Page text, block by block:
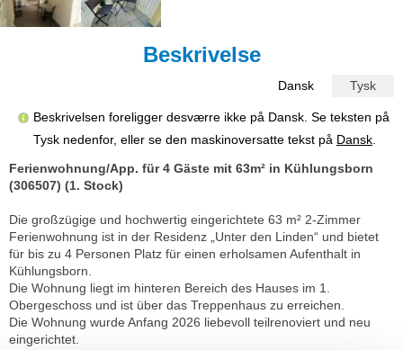
Beskrivelse
Dansk Tysk
Beskrivelsen foreligger desværre ikke på Dansk. Se teksten på
Tysk nedenfor, eller se den maskinoversatte tekst på Dansk
Ferienwohnung/App. für 4 Gäste mit 63m² in Kühlungsborn
(306507) (1. Stock)
Die großzügige und hochwertig eingerichtete 63 m² 2-Zimmer
Ferienwohnung ist in der Residenz „Unter den Linden“ und bietet
für bis zu 4 Personen Platz für einen erholsamen Aufenthalt in
Kühlungsborn.
Die Wohnung liegt im hinteren Bereich des Hauses im 1.
Obergeschoss und ist über das Treppenhaus zu erreichen.
Die Wohnung wurde Anfang 2026 liebevoll teilrenoviert und neu
eingerichtet.